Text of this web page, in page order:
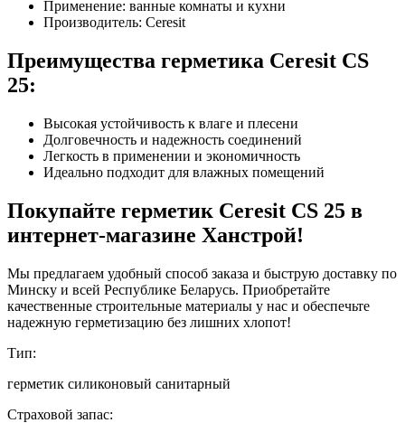
Применение: ванные комнаты и кухни
Производитель: Ceresit
Преимущества герметика Ceresit CS
25:
Высокая устойчивость к влаге и плесени
Долговечность и надежность соединений
Легкость в применении и экономичность
Идеально подходит для влажных помещений
Покупайте герметик Ceresit CS 25 в
интернет-магазине Ханстрой!
Мы предлагаем удобный способ заказа и быструю доставку по
Минску и всей Республике Беларусь. Приобретайте
качественные строительные материалы у нас и обеспечьте
надежную герметизацию без лишних хлопот!
Тип:
герметик силиконовый санитарный
Страховой запас: